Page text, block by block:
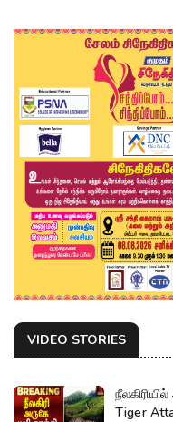
VIDEO STORIES
Tiger